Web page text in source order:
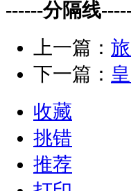
------分隔线
上一篇：
下一篇：
收藏
挑错
推荐